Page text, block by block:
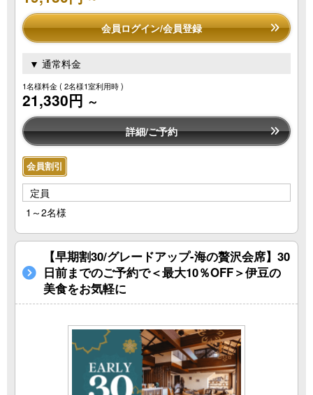
会員ログイン/会員登録
▼ 通常料金
1名様料金( 2名様1室利用時 )
21,330円 ～
詳細/ご予約
会員割引
定員
1～2名様
【早期割30/グレードアップ-海の贅沢会席】30
日前までのご予約で＜最大10％OFF＞伊豆の
美食をお気軽に